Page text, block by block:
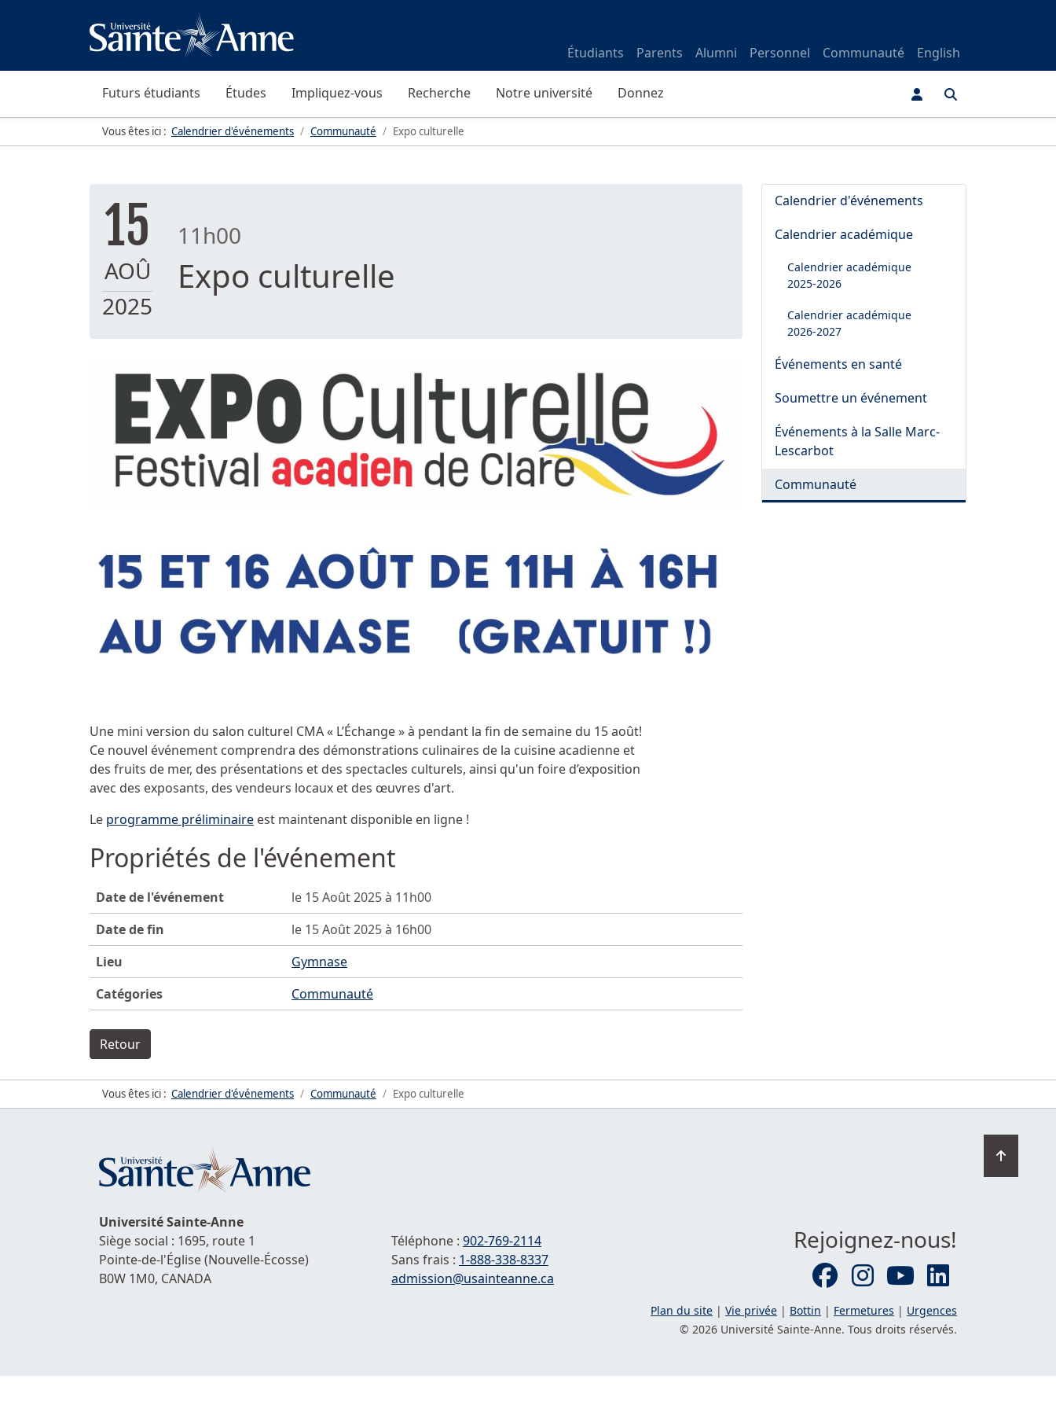
Étudiants Parents Alumni Personnel Communauté English
Futurs étudiants Études Impliquez-vous Recherche Notre université Donnez
Vous êtes ici : Calendrier d'événements Communauté Expo culturelle
15
AOÛ
2025
11h00
Expo culturelle
Une mini version du salon culturel CMA « L’Échange » à pendant la fin de semaine du 15 août!
Ce nouvel événement comprendra des démonstrations culinaires de la cuisine acadienne et
des fruits de mer, des présentations et des spectacles culturels, ainsi qu'un foire d’exposition
avec des exposants, des vendeurs locaux et des œuvres d'art.
Le programme préliminaire est maintenant disponible en ligne !
Propriétés de l'événement
Date de l'événement
le 15 Août 2025 à 11h00
Date de fin
le 15 Août 2025 à 16h00
Lieu
Gymnase
Catégories
Communauté
Retour
Calendrier d'événements
Calendrier académique
Calendrier académique
2025-2026
Calendrier académique
2026-2027
Événements en santé
Soumettre un événement
Événements à la Salle Marc-
Lescarbot
Communauté
Vous êtes ici : Calendrier d'événements Communauté Expo culturelle
en
UniversitéSainte-Anne
Siège social : 1695, route 1
Pointe-de-l'Église(Nouvelle-Écosse)
B0W 1M0, CANADA
Téléphone : 902-769-2114
Sans frais : 1-888-338-8337
Courriel :
admission@usainteanne.ca
Rejoignez-nous!
Plan du site | Vie privée | Bottin | Fermetures | Urgences
© 2026 Université Sainte-Anne. Tous droits réservés.